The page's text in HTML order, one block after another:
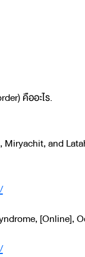
คืออะไร.
and
[Online],